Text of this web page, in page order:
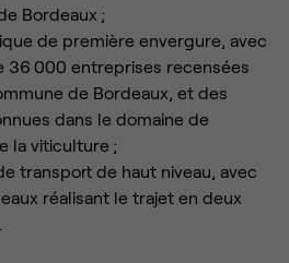
Bordeaux ;
de première envergure, avec
36 000 entreprises recensées
de Bordeaux, et des
dans le domaine de
la viticulture ;
transport de haut niveau, avec
réalisant le trajet en deux